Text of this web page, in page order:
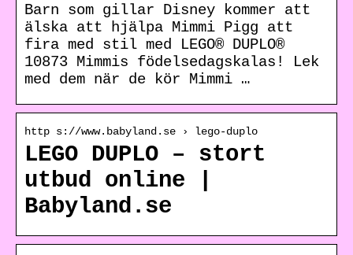
Barn som gillar Disney kommer att
älska att hjälpa Mimmi Pigg att
fira med stil med LEGO® DUPLO®
10873 Mimmis födelsedagskalas! Lek
med dem när de kör Mimmi …
http s://www.babyland.se › lego-duplo
LEGO DUPLO – stort
utbud online |
Babyland.se